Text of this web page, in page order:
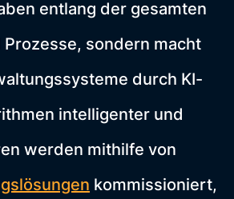
entlang der gesamten
sondern macht
durch KI-
intelligenter und
werden mithilfe von
kommissioniert,